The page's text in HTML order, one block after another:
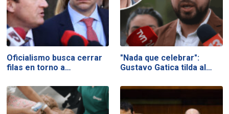
Oficialismo busca cerrar
filas en torno a…
"Nada que celebrar":
Gustavo Gatica tilda al…